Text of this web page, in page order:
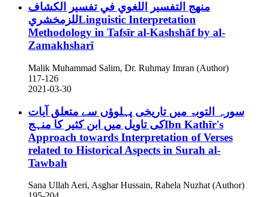
منهج التفسير اللغوي في تفسير الكشاف
للزمخشريLinguistic Interpretation
Methodology in Tafsīr al-Kashshāf by al-
Zamakhsharī
Malik Muhammad Salim, Dr. Ruhmay Imran (Author)
117-126
2021-03-30
سورہ التوبۃ میں تاریخی پہلوؤں سے متعلق آیات
کی تاویل میں ابن کثیر کا منہجIbn Kathīr's
Approach towards Interpretation of Verses
related to Historical Aspects in Surah al-
Tawbah
Sana Ullah Aeri, Asghar Hussain, Rahela Nuzhat (Author)